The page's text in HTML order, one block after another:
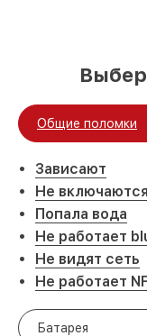
Общие поломки
Зависают
Не включаются
Попала вода
Не работает
Не видят сеть
Не работает
Батарея